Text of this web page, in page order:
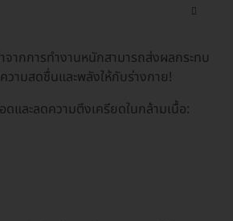
ากการทำงานหนักสามารถส่งผลกระทบ
ามสดชื่นและพลังให้กับร่างกาย!
และลดความตึงเครียดในกล้ามเนื้อ: